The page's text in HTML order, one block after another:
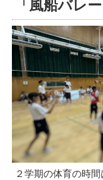
「風船バレー
２学期の体育の時